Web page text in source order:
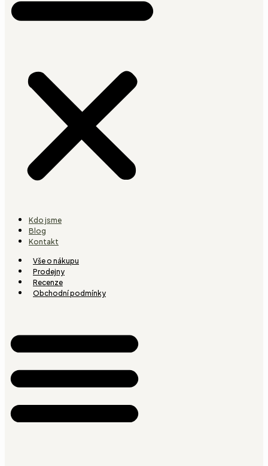
Kdo jsme
Blog
Kontakt
Vše o nákupu
Prodejny
Recenze
Obchodní podmínky